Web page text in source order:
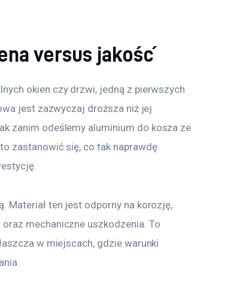
versus jakość
okien czy drzwi, jedną z pierwszych
jest zazwyczaj droższa niż jej
zanim odeślemy aluminium do kosza ze
zastanowić się, co tak naprawdę
Materiał ten jest odporny na korozję,
mechaniczne uszkodzenia. To
w miejscach, gdzie warunki